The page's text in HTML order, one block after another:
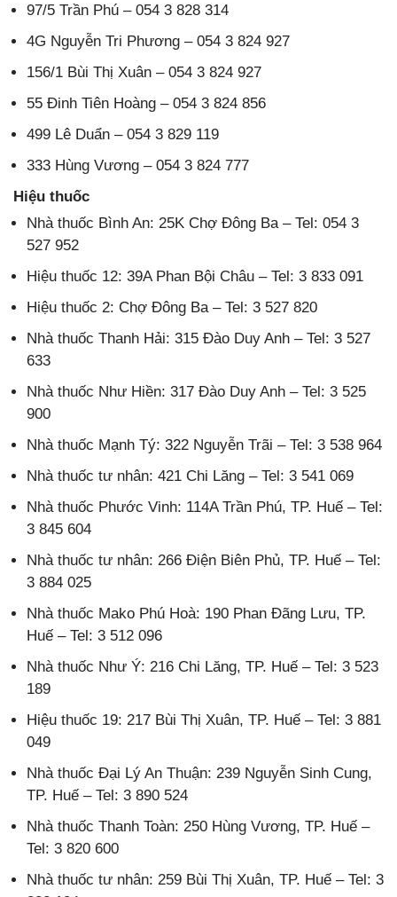
97/5 Trần Phú – 054 3 828 314
4G Nguyễn Tri Phương – 054 3 824 927
156/1 Bùi Thị Xuân – 054 3 824 927
55 Đinh Tiên Hoàng – 054 3 824 856
499 Lê Duẩn – 054 3 829 119
333 Hùng Vương – 054 3 824 777
Hiệu thuốc
Nhà thuốc Bình An: 25K Chợ Đông Ba – Tel: 054 3
527 952
Hiệu thuốc 12: 39A Phan Bội Châu – Tel: 3 833 091
Hiệu thuốc 2: Chợ Đông Ba – Tel: 3 527 820
Nhà thuốc Thanh Hải: 315 Đào Duy Anh – Tel: 3 527
633
Nhà thuốc Như Hiền: 317 Đào Duy Anh – Tel: 3 525
900
Nhà thuốc Mạnh Tý: 322 Nguyễn Trãi – Tel: 3 538 964
Nhà thuốc tư nhân: 421 Chi Lăng – Tel: 3 541 069
Nhà thuốc Phước Vinh: 114A Trần Phú, TP. Huế – Tel:
3 845 604
Nhà thuốc tư nhân: 266 Điện Biên Phủ, TP. Huế – Tel:
3 884 025
Nhà thuốc Mako Phú Hoà: 190 Phan Đãng Lưu, TP.
Huế – Tel: 3 512 096
Nhà thuốc Như Ý: 216 Chi Lăng, TP. Huế – Tel: 3 523
189
Hiệu thuốc 19: 217 Bùi Thị Xuân, TP. Huế – Tel: 3 881
049
Nhà thuốc Đại Lý An Thuận: 239 Nguyễn Sinh Cung,
TP. Huế – Tel: 3 890 524
Nhà thuốc Thanh Toàn: 250 Hùng Vương, TP. Huế –
Tel: 3 820 600
Nhà thuốc tư nhân: 259 Bùi Thị Xuân, TP. Huế – Tel: 3